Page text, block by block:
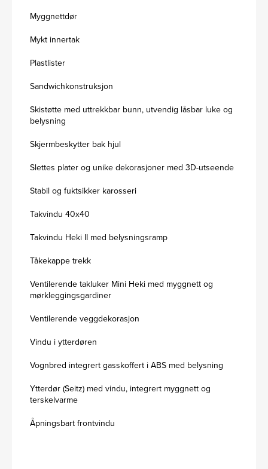
Myggnettdør
Mykt innertak
Plastlister
Sandwichkonstruksjon
Skistøtte med uttrekkbar bunn, utvendig låsbar luke og
belysning
Skjermbeskytter bak hjul
Slettes plater og unike dekorasjoner med 3D-utseende
Stabil og fuktsikker karosseri
Takvindu 40x40
Takvindu Heki II med belysningsramp
Tåkekappe trekk
Ventilerende takluker Mini Heki med myggnett og
mørkleggingsgardiner
Ventilerende veggdekorasjon
Vindu i ytterdøren
Vognbred integrert gasskoffert i ABS med belysning
Ytterdør (Seitz) med vindu, integrert myggnett og
terskelvarme
Åpningsbart frontvindu